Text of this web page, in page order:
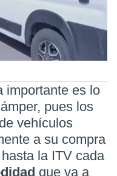
importante es lo
pues los
vehículos
a su compra
la ITV cada
que va a